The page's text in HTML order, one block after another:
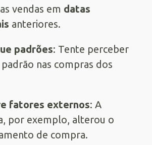
vendas em datas
anteriores.
padrões: Tente perceber
nas compras dos
fatores externos: A
por exemplo, alterou o
de compra.